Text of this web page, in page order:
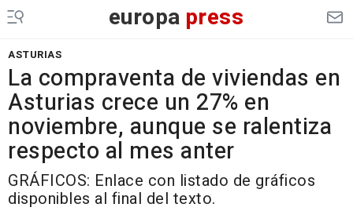
europa press
ASTURIAS
La compraventa de viviendas en
Asturias crece un 27% en
noviembre, aunque se ralentiza
respecto al mes anter
GRÁFICOS: Enlace con listado de gráficos
disponibles al final del texto.